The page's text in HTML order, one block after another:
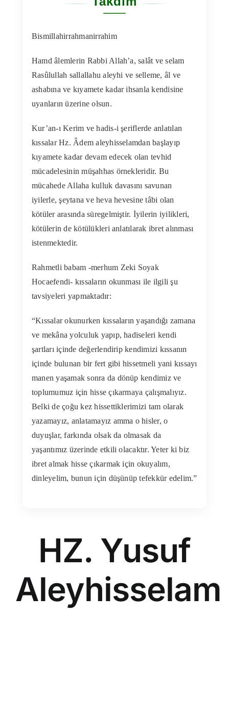
Bismillahirrahmanirrahim
Hamd âlemlerin Rabbi Allah’a, salât ve selam
Rasûlullah sallallahu aleyhi ve selleme, âl ve
ashabına ve kıyamete kadar ihsanla kendisine
uyanların üzerine olsun.
Kur’an-ı Kerim ve hadis-i şeriflerde anlatılan
kıssalar Hz. Âdem aleyhisselamdan başlayıp
kıyamete kadar devam edecek olan tevhid
mücadelesinin müşahhas örnekleridir. Bu
mücahede Allaha kulluk davasını savunan
iyilerle, şeytana ve heva hevesine tâbi olan
kötüler arasında süregelmiştir. İyilerin iyilikleri,
kötülerin de kötülükleri anlatılarak ibret alınması
istenmektedir.
Rahmetli babam -merhum Zeki Soyak
Hocaefendi- kıssaların okunması ile ilgili şu
tavsiyeleri yapmaktadır:
“Kıssalar okunurken kıssaların yaşandığı zamana
ve mekâna yolculuk yapıp, hadiseleri kendi
şartları içinde değerlendirip kendimizi kıssanın
içinde bulunan bir fert gibi hissetmeli yani kıssayı
manen yaşamak sonra da dönüp kendimiz ve
toplumumuz için hisse çıkarmaya çalışmalıyız.
Belki de çoğu kez hissettiklerimizi tam olarak
yazamayız, anlatamayız amma o hisler, o
duyuşlar, farkında olsak da olmasak da
yaşantımız üzerinde etkili olacaktır. Yeter ki biz
ibret almak hisse çıkarmak için okuyalım,
dinleyelim, bunun için düşünüp tefekkür edelim.”
HZ. Yusuf
Aleyhisselam